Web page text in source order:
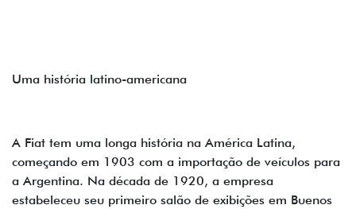
Uma história latino-americana
A Fiat tem uma longa história na América Latina,
começando em 1903 com a importação de veículos para
a Argentina. Na década de 1920, a empresa
estabeleceu seu primeiro salão de exibições em Buenos